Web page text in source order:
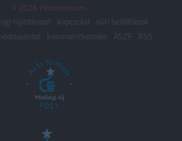
© 2026 Pénzcentrum
jogi nyilatkozat kapcsolat
süti beállítások
kommentkezelés ÁSZF RSS